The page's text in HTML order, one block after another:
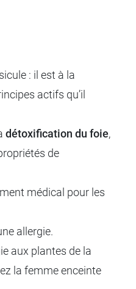
: il est à la
actifs qu’il
détoxification du foie,
de
médical pour les
allergie.
aux plantes de la
la femme enceinte